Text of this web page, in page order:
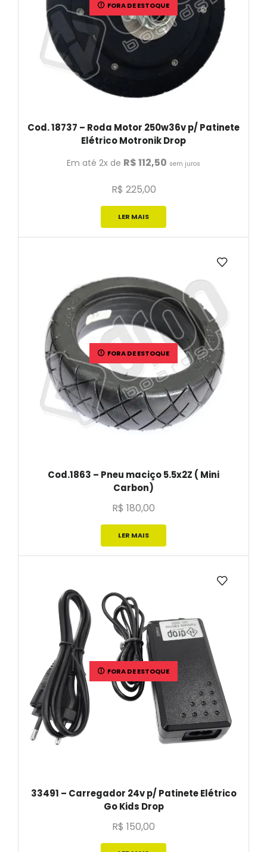
FORA DE ESTOQUE
Cod. 18737 – Roda Motor 250w36v p/ Patinete
Elétrico Motronik Drop
Em até 2x de R$112,50 sem juros
R$ 225,00
LER MAIS
FORA DE ESTOQUE
Cod.1863 – Pneu maciço 5.5x2Z ( Mini
Carbon)
R$ 180,00
LER MAIS
FORA DE ESTOQUE
33491 – Carregador 24v p/ Patinete Elétrico
Go Kids Drop
R$ 150,00